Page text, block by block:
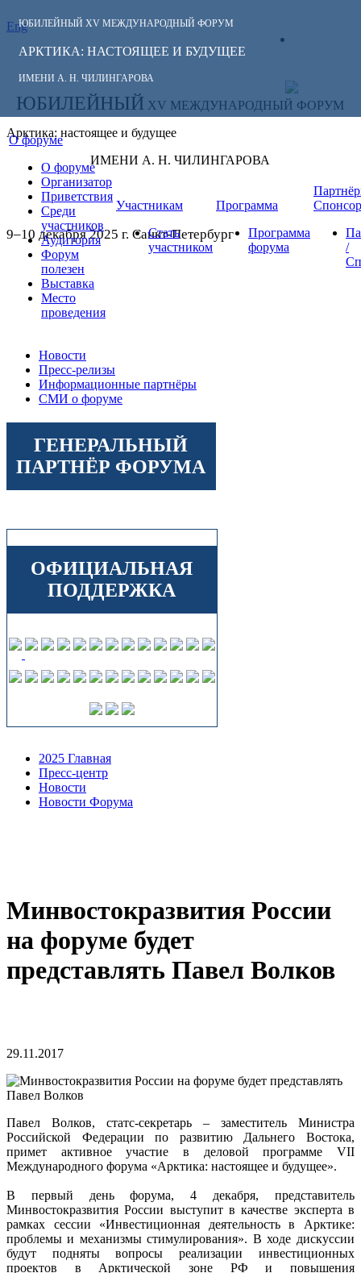
ЮБИЛЕЙНЫЙ XV МЕЖДУНАРОДНЫЙ ФОРУМ
АРКТИКА: НАСТОЯЩЕЕ И БУДУЩЕЕ
ИМЕНИ А. Н. ЧИЛИНГАРОВА
Eng
СЛЕДИТЕ ЗА
НОВОСТЯМИ
ФОРУМА:
ЮБИЛЕЙНЫЙ XV МЕЖДУНАРОДНЫЙ ФОРУМ
Арктика: настоящее и будущее
ИМЕНИ А. Н. ЧИЛИНГАРОВА
9–10 декабря 2025 г. Санкт-Петербург
О форуме
О форуме
Организатор
Приветствия
Среди
участников
Аудитория
Форум
полезен
Выставка
Место
проведения
Участникам
Стать
участником
Программа
Программа
форума
/
Новости
Пресс-релизы
Информационные партнёры
СМИ о форуме
ГЕНЕРАЛЬНЫЙ
ПАРТНЁР ФОРУМА
ОФИЦИАЛЬНАЯ
ПОДДЕРЖКА
2025 Главная
Пресс-центр
Новости
Новости Форума
Минвостокразвития России
на форуме будет
представлять Павел Волков
29.11.2017
Павел Волков, статс-секретарь – заместитель Министра
Российской Федерации по развитию Дальнего Востока,
примет активное участие в деловой программе VII
Международного форума «Арктика: настоящее и будущее».
В первый день форума, 4 декабря, представитель
Минвостокразвития России выступит в качестве эксперта в
рамках сессии «Инвестиционная деятельность в Арктике:
проблемы и механизмы стимулирования». В ходе дискуссии
будут подняты вопросы реализации инвестиционных
проектов в Арктической зоне РФ и повышения